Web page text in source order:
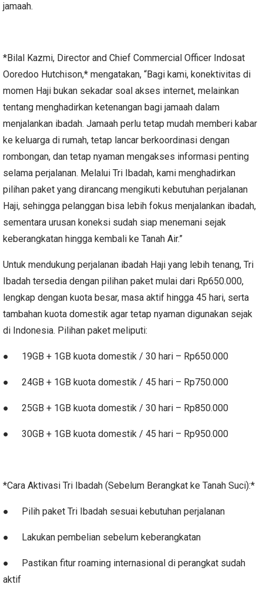
jamaah.
*Bilal Kazmi, Director and Chief Commercial Officer Indosat
Ooredoo Hutchison,* mengatakan, “Bagi kami, konektivitas di
momen Haji bukan sekadar soal akses internet, melainkan
tentang menghadirkan ketenangan bagi jamaah dalam
menjalankan ibadah. Jamaah perlu tetap mudah memberi kabar
ke keluarga di rumah, tetap lancar berkoordinasi dengan
rombongan, dan tetap nyaman mengakses informasi penting
selama perjalanan. Melalui Tri Ibadah, kami menghadirkan
pilihan paket yang dirancang mengikuti kebutuhan perjalanan
Haji, sehingga pelanggan bisa lebih fokus menjalankan ibadah,
sementara urusan koneksi sudah siap menemani sejak
keberangkatan hingga kembali ke Tanah Air.”
Untuk mendukung perjalanan ibadah Haji yang lebih tenang, Tri
Ibadah tersedia dengan pilihan paket mulai dari Rp650.000,
lengkap dengan kuota besar, masa aktif hingga 45 hari, serta
tambahan kuota domestik agar tetap nyaman digunakan sejak
di Indonesia. Pilihan paket meliputi:
● 19GB + 1GB kuota domestik / 30 hari – Rp650.000
● 24GB + 1GB kuota domestik / 45 hari – Rp750.000
● 25GB + 1GB kuota domestik / 30 hari – Rp850.000
● 30GB + 1GB kuota domestik / 45 hari – Rp950.000
*Cara Aktivasi Tri Ibadah (Sebelum Berangkat ke Tanah Suci):*
● Pilih paket Tri Ibadah sesuai kebutuhan perjalanan
● Lakukan pembelian sebelum keberangkatan
●
Pastikan fitur roaming internasional di perangkat sudah
aktif